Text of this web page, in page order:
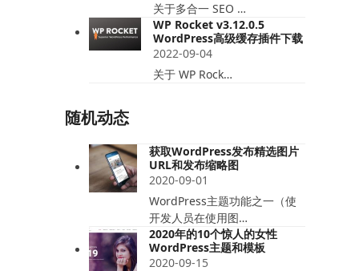
关于多合一 SEO …
WP Rocket v3.12.0.5
WordPress高级缓存插件下载
2022-09-04
关于 WP Rock…
随机动态
获取WordPress发布精选图片
URL和发布缩略图
2020-09-01
WordPress主题功能之一（使
开发人员在使用图…
2020年的10个惊人的女性
WordPress主题和模板
2020-09-15